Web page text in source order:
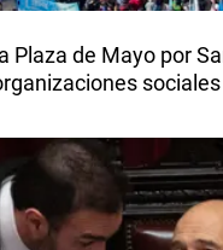
Plaza de Mayo por
sociales